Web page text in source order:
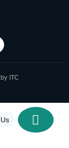
ITC